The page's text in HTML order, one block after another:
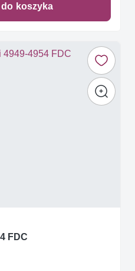
do koszyka
FDC